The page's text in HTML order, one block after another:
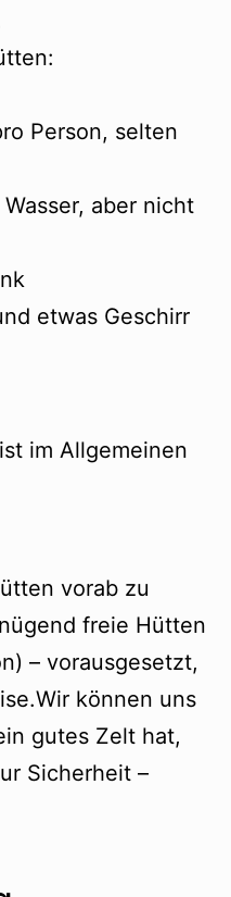
Person, selten
aber nicht
etwas Geschirr
im Allgemeinen
vorab zu
freie Hütten
– vorausgesetzt,
können uns
gutes Zelt hat,
Sicherheit –